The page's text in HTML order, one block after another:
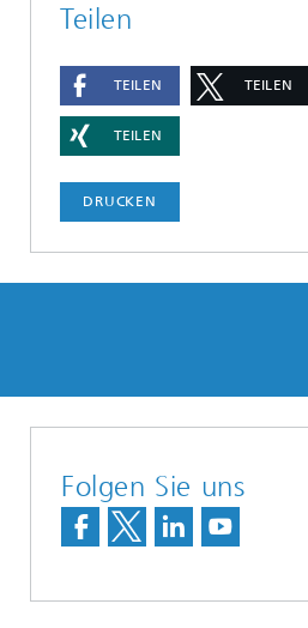
Teilen
TEILEN TEILEN
TEILEN
DRUCKEN
Folgen Sie uns